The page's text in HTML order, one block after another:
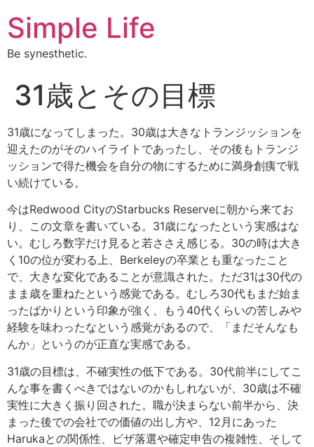
Simple Life
Be synesthetic.
31歳とその目標
31歳になってしまった。30歳は大きなトランジッションを
迎えたのがそのハイライトであったし、その後もトランジ
ッションで得た機会を自分の物にするために満身創痍で戦
い続けている。
今はRedwood CityのStarbucks Reserveに朝から来てお
り、この文章を書いている。31歳になったという実感はな
い。むしろ数字だけ見ると若ささえ感じる。30の時は大き
く10の位が変わる上、Berkeleyの卒業とも重なったこと
で、大きな変化であることが意識された。ただ31は30代の
まま歳を重ねたという感覚である。むしろ30代もまだ始ま
ったばかりという印象が強く、もう40代くらいの苦しみや
経験を味わったなという感覚があるので、「まだそんなも
んか」というのが正直な実感である。
31歳の目標は、不確実性の低下である。30代前半にしてこ
んな事を書くべきではないのかもしれないが、30歳は不確
実性に大きく振り回された。職が決まらない前半から、決
まった後での会社での価値の出し方や、12月にあった
Harukaとの関係性、ビザ落選や確定申告の複雑性、そして